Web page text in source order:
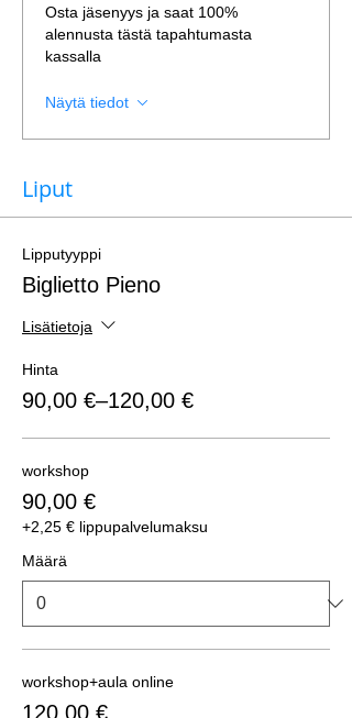
Osta jäsenyys ja saat 100%
alennusta tästä tapahtumasta
kassalla
Näytä tiedot
Liput
Lipputyyppi
Biglietto Pieno
Lisätietoja
Hinta
90,00 €–120,00 €
workshop
90,00 €
+2,25 € lippupalvelumaksu
Määrä
workshop+aula online
120,00 €